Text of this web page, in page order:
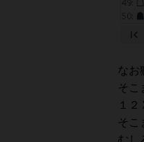
なお
そこ
１
そこ